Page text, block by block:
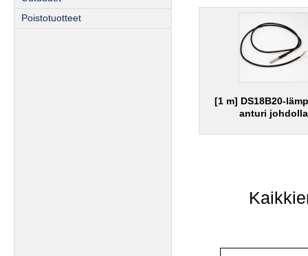
Poistotuotteet
[1 m] DS18B20-
anturi johdolla